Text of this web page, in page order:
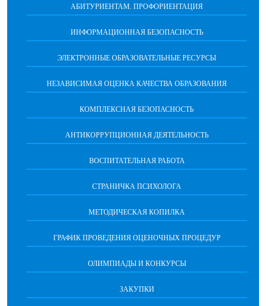
АБИТУРИЕНТАМ. ПРОФОРИЕНТАЦИЯ
ИНФОРМАЦИОННАЯ БЕЗОПАСНОСТЬ
ЭЛЕКТРОННЫЕ ОБРАЗОВАТЕЛЬНЫЕ РЕСУРСЫ
НЕЗАВИСИМАЯ ОЦЕНКА КАЧЕСТВА ОБРАЗОВАНИЯ
КОМПЛЕКСНАЯ БЕЗОПАСНОСТЬ
АНТИКОРРУПЦИОННАЯ ДЕЯТЕЛЬНОСТЬ
ВОСПИТАТЕЛЬНАЯ РАБОТА
СТРАНИЧКА ПСИХОЛОГА
МЕТОДИЧЕСКАЯ КОПИЛКА
ГРАФИК ПРОВЕДЕНИЯ ОЦЕНОЧНЫХ ПРОЦЕДУР
ОЛИМПИАДЫ И КОНКУРСЫ
ЗАКУПКИ